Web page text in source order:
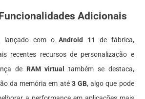
Adicionais
lançado com oAndroid 11
de fábrica,
recentes recursos de personalização e
de RAM virtual
também se destaca,
da memória em até 3 GB, algo que pode